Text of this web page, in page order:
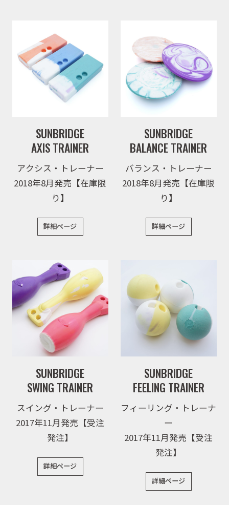
取扱ブランド
SUNBRIDGE
AXIS TRAINER
アクシス・トレーナー
2018年8月発売【在庫限
り】
詳細ページ
SUNBRIDGE
BALANCE TRAINER
バランス・トレーナー
2018年8月発売【在庫限
り】
詳細ページ
SUNBRIDGE
SWING TRAINER
スイング・トレーナー
2017年11月発売【受注
発注】
詳細ページ
SUNBRIDGE
FEELING TRAINER
フィーリング・トレーナ
ー
2017年11月発売【受注
発注】
詳細ページ